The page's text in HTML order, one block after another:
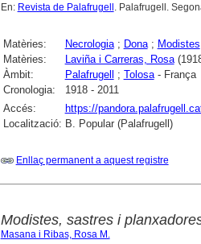
En: Revista de Palafrugell. Palafrugell.
Matèries: Necrologia; Dona; Modistes
Matèries:
Laviña i Carreras, Rosa
Àmbit:
Palafrugell ; Tolosa- França
Cronologia:
1918 - 2011
Accés:
https://
Localització: B. Popular (Palafrugell)
Enllaç permanent a aquest registre
Modistes, sastres i
Masana i Ribas, Rosa M.